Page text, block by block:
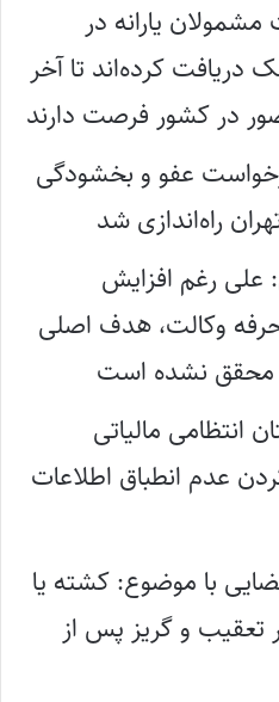
مشمولان یارانه در
دریافت کرده‌اند تا آخر
در کشور فرصت دارند
عفو و بخشودگی
راه‌اندازی شد
رغم افزایش
وکالت، هدف اصلی
محقق نشده است
انتظامی مالیاتی
عدم انطباق اطلاعات
با موضوع: کشته یا
تعقیب و گریز پس از